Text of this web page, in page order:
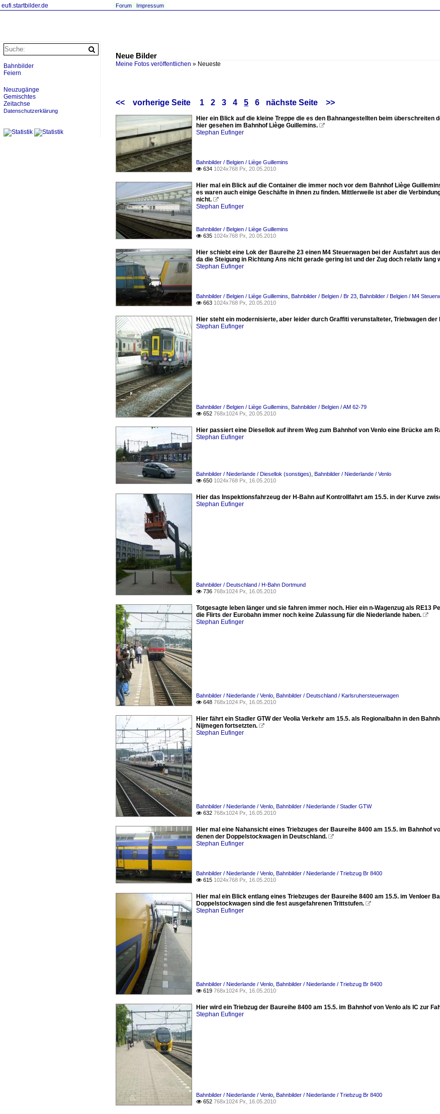
eufi.startbilder.de Forum Impressum
Neue Bilder
Meine Fotos veröffentlichen » Neueste
<< vorherige Seite 1 2 3 4 5 6 nächste Seite >>
Hier ein Blick auf die kleine Treppe die es den Bahnangestellten beim
hier gesehen im Bahnhof Liège Guillemins. 
Stephan Eufinger
Bahnbilder / Belgien / Liège Guillemins
 634 1024x768 Px, 20.05.2010
Hier mal ein Blick auf die Container die immer noch vor dem Bahnhof Liège
es waren auch einige Geschäfte in ihnen zu finden. Mittlerweile ist aber die
nicht. 
Stephan Eufinger
Bahnbilder / Belgien / Liège Guillemins
 635 1024x768 Px, 20.05.2010
Hier schiebt eine Lok der Baureihe 23 einen M4 Steuerwagen bei der Ausfahrt aus
da die Steigung in Richtung Ans nicht gerade gering ist und der Zug doch relativ lang
Stephan Eufinger
Bahnbilder / Belgien / Liège Guillemins Bahnbilder / Belgien / Br 23 Bahnbilder / Belgien / M4
 663 1024x768 Px, 20.05.2010
Hier steht ein modernisierte, aber leider durch Graffiti verunstalteter, Triebwagen
Stephan Eufinger
Bahnbilder / Belgien / Liège Guillemins Bahnbilder / Belgien / AM 62-79
 652 768x1024 Px, 20.05.2010
Hier passiert eine Diesellok auf ihrem Weg zum Bahnhof von Venlo eine Brücke am
Stephan Eufinger
Bahnbilder / Niederlande / Diesellok (sonstiges) Bahnbilder / Niederlande / Venlo
 650 1024x768 Px, 16.05.2010
Hier das Inspektionsfahrzeug der H-Bahn auf Kontrollfahrt am 15.5. in der Kurve
Stephan Eufinger
Bahnbilder / Deutschland / H-Bahn Dortmund
 736 768x1024 Px, 16.05.2010
Totgesagte leben länger und sie fahren immer noch. Hier ein n-Wagenzug als RE13
die Flirts der Eurobahn immer noch keine Zulassung für die Niederlande haben. 
Stephan Eufinger
Bahnbilder / Niederlande / Venlo Bahnbilder / Deutschland / Karlsruhersteuerwagen
 648 768x1024 Px, 16.05.2010
Hier fährt ein Stadler GTW der Veolia Verkehr am 15.5. als Regionalbahn in den
Nijmegen fortsetzten. 
Stephan Eufinger
Bahnbilder / Niederlande / Venlo Bahnbilder / Niederlande / Stadler GTW
 632 768x1024 Px, 16.05.2010
Hier mal eine Nahansicht eines Triebzuges der Baureihe 8400 am 15.5. im Bahnhof
denen der Doppelstockwagen in Deutschland. 
Stephan Eufinger
Bahnbilder / Niederlande / Venlo Bahnbilder / Niederlande / Triebzug Br 8400
 615 1024x768 Px, 16.05.2010
Hier mal ein Blick entlang eines Triebzuges der Baureihe 8400 am 15.5. im Venloer
Doppelstockwagen sind die fest ausgefahrenen Trittstufen. 
Stephan Eufinger
Bahnbilder / Niederlande / Venlo Bahnbilder / Niederlande / Triebzug Br 8400
 619 768x1024 Px, 16.05.2010
Hier wird ein Triebzug der Baureihe 8400 am 15.5. im Bahnhof von Venlo als IC zur
Stephan Eufinger
Bahnbilder / Niederlande / Venlo Bahnbilder / Niederlande / Triebzug Br 8400
 652 768x1024 Px, 16.05.2010
Bahnbilder
Feiern
Neuzugänge
Gemischtes
Zeitachse
Datenschutzerklärung